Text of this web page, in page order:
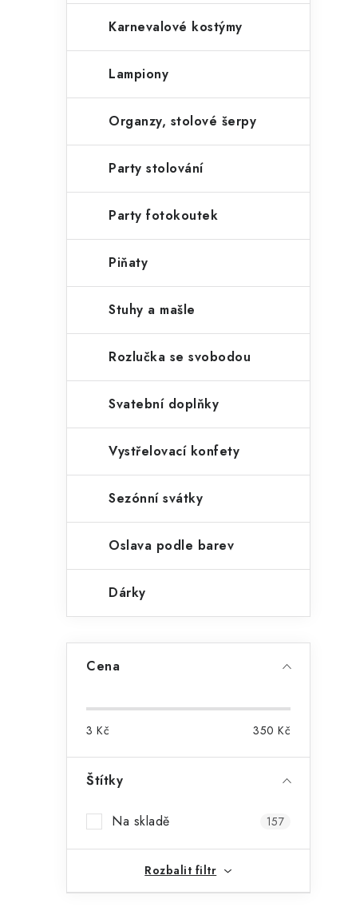
Karnevalové kostýmy
Lampiony
Organzy, stolové šerpy
Party stolování
Party fotokoutek
Piňaty
Stuhy a mašle
Rozlučka se svobodou
Svatební doplňky
Vystřelovací konfety
Sezónní svátky
Oslava podle barev
Dárky
Cena
3 Kč 350 Kč
Štítky
Na skladě 157
Rozbalit filtr